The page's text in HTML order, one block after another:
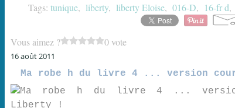
Tags: tunique, liberty, liberty Eloise, 016-D, 16-fr d,
Vous aimez ? 0 vote
16 août 2011
Ma robe h du livre 4 ... version